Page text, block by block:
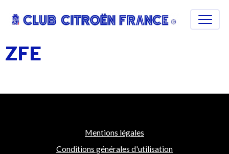
ZFE
Mentions légales
Conditions générales d'utilisation